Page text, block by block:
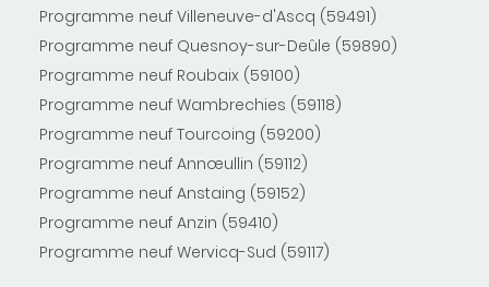
Programme neuf Villeneuve-d'Ascq (59491)
Programme neuf Quesnoy-sur-Deûle (59890)
Programme neuf Roubaix (59100)
Programme neuf Wambrechies (59118)
Programme neuf Tourcoing (59200)
Programme neuf Annœullin (59112)
Programme neuf Anstaing (59152)
Programme neuf Anzin (59410)
Programme neuf Wervicq-Sud (59117)